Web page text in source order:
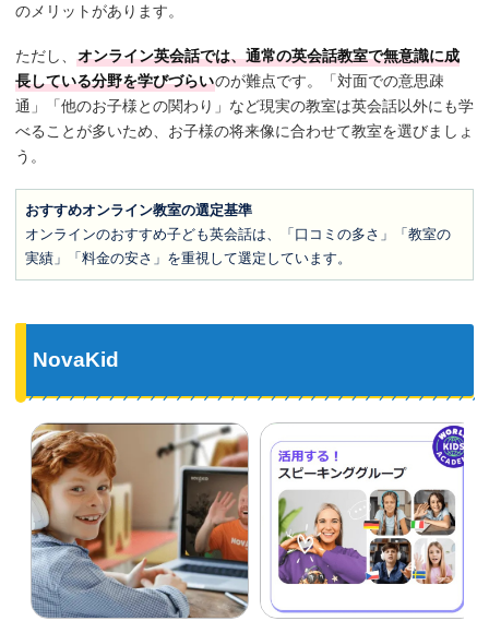
のメリットがあります。
ただし、 オンライン英会話では、通常の英会話教室で無意識に成
長している分野を学びづらいのが難点です。「対面での意思疎
通」「他のお子様との関わり」など現実の教室は英会話以外にも学
べることが多いため、お子様の将来像に合わせて教室を選びましょ
う。
おすすめオンライン教室の選定基準
オンラインのおすすめ子ども英会話は、「口コミの多さ」「教室の
実績」「料金の安さ」を重視して選定しています。
NovaKid